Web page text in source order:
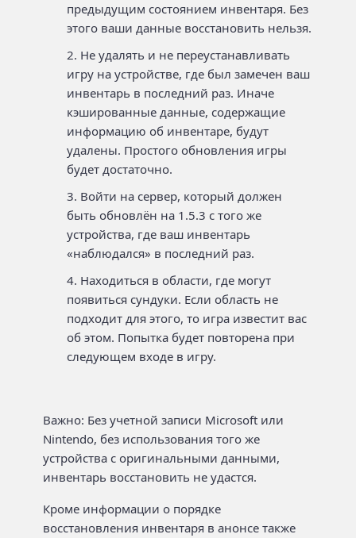
предыдущим состоянием инвентаря. Без
этого ваши данные восстановить нельзя.
Не удалять и не переустанавливать
игру на устройстве, где был замечен ваш
инвентарь в последний раз. Иначе
кэшированные данные, содержащие
информацию об инвентаре, будут
удалены. Простого обновления игры
будет достаточно.
Войти на сервер, который должен
быть обновлён на 1.5.3 с того же
устройства, где ваш инвентарь
«наблюдался» в последний раз.
Находиться в области, где могут
появиться сундуки. Если область не
подходит для этого, то игра известит вас
об этом. Попытка будет повторена при
следующем входе в игру.
Важно: Без учетной записи Microsoft или
Nintendo, без использования того же
устройства с оригинальными данными,
инвентарь восстановить не удастся.
Кроме информации о порядке
восстановления инвентаря в анонсе также